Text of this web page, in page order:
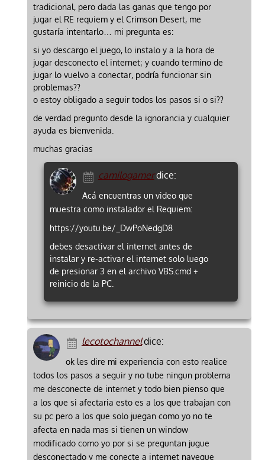
tradicional, pero dada las ganas que tengo por
jugar el RE requiem y el Crimson Desert, me
gustaría intentarlo… mi pregunta es:
si yo descargo el juego, lo instalo y a la hora de
jugar desconecto el internet; y cuando termino de
jugar lo vuelvo a conectar, podría funcionar sin
problemas??
o estoy obligado a seguir todos los pasos si o si??
de verdad pregunto desde la ignorancia y cualquier
ayuda es bienvenida.
muchas gracias
camilogamerdice:
Acá encuentras un video que
muestra como instalador el Requiem:
https://youtu.be/_DwPoNedgD8
debes desactivar el internet antes de
instalar y re-activar el internet solo luego
de presionar 3 en el archivo VBS.cmd +
reinicio de la PC.
lecotochanneldice:
ok les dire mi experiencia con esto realice
todos los pasos a seguir y no tube ningun problema
me desconecte de internet y todo bien pienso que
a los que si afectaria esto es a los que trabajan con
su pc pero a los que solo juegan como yo no te
afecta en nada mas si tienen un window
modificado como yo por si se preguntan jugue
desconectado y me conecte a internet navegue